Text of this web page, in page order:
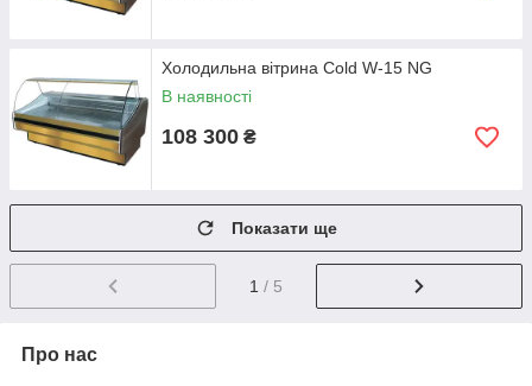
Холодильна вітрина Cold W-15 NG
В наявності
108 300 ₴
Показати ще
1 / 5
Про нас